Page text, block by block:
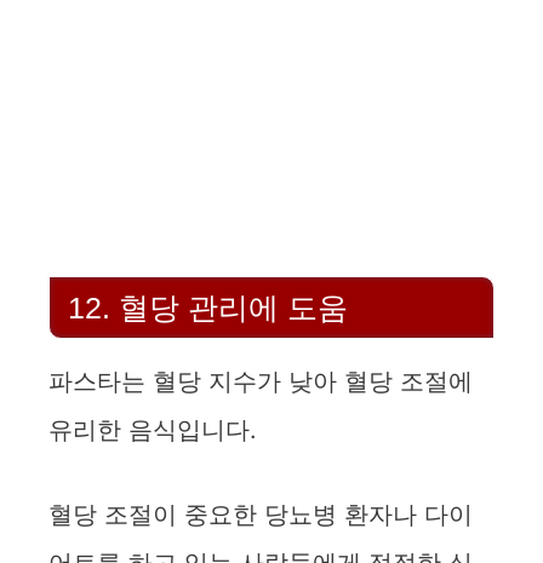
12. 혈당 관리에 도움
파스타는 혈당 지수가 낮아 혈당 조절에
유리한 음식입니다.
혈당 조절이 중요한 당뇨병 환자나 다이